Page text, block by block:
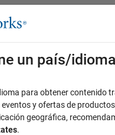
de empleo Oficinas locales
un país/idioma
para obtener contenido
y ofertas de
geográfica,
.